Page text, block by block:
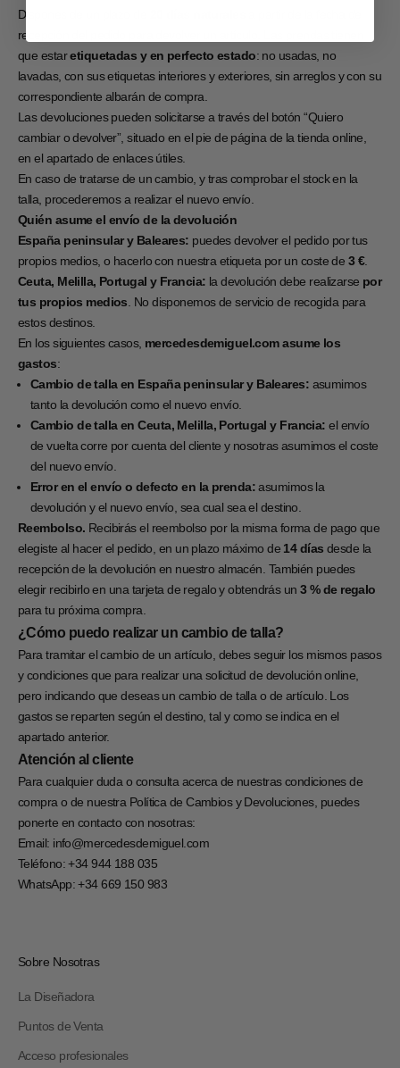
Dispones de un plazo de
recepción del pedido para devolver un artículo. Las prendas tienen
que estaretiquetadas y en perfecto estado: no usadas, no
lavadas, con sus etiquetas interiores y exteriores, sin arreglos y con su
correspondiente albarán de compra.
Las devoluciones pueden solicitarse a través del botón “Quiero
cambiar o devolver”, situado en el pie de página de la tienda online,
en el apartado de enlaces útiles.
En caso de tratarse de un cambio, y tras comprobar el stock en la
talla, procederemos a realizar el nuevo envío.
Quién asume el envío de la devolución
España peninsular y Baleares: puedes devolver el pedido por tus
propios medios, o hacerlo con nuestra etiqueta por un coste de 3 €.
Ceuta, Melilla, Portugal y Francia: la devolución debe realizarse por
tus propios medios. No disponemos de servicio de recogida para
estos destinos.
En los siguientes casos, mercedesdemiguel.com asume los
gastos:
Cambio de talla en España peninsular y Baleares: asumimos
tanto la devolución como el nuevo envío.
Cambio de talla en Ceuta, Melilla, Portugal y Francia: el envío
de vuelta corre por cuenta del cliente y nosotras asumimos el coste
del nuevo envío.
Error en el envío o defecto en la prenda:asumimos la
devolución y el nuevo envío, sea cual sea el destino.
Reembolso. Recibirás el reembolso por la misma forma de pago que
elegiste al hacer el pedido, en un plazo máximo de 14 días desde la
recepción de la devolución en nuestro almacén. También puedes
elegir recibirlo en una tarjeta de regalo y obtendrás un3 % de regalo
para tu próxima compra.
¿Cómo puedo realizar un cambio de talla?
Para tramitar el cambio de un artículo, debes seguir los mismos pasos
y condiciones que para realizar una solicitud de devolución online,
pero indicando que deseas un cambio de talla o de artículo. Los
gastos se reparten según el destino, tal y como se indica en el
apartado anterior.
Atención al cliente
Para cualquier duda o consulta acerca de nuestras condiciones de
compra o de nuestra Política de Cambios y Devoluciones, puedes
ponerte en contacto con nosotras:
Email: info@mercedesdemiguel.com
Teléfono:+34 944 188 035
WhatsApp:+34 669 150 983
Sobre Nosotras
La Diseñadora
Puntos de Venta
Acceso profesionales